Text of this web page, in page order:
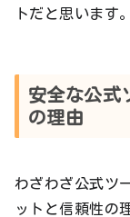
トだと思います。
安全な公式
の理由
わざわざ公式ツ
ットと信頼性の